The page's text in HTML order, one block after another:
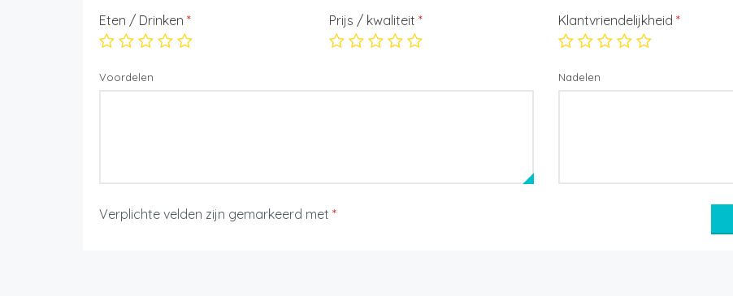
Eten / Drinken * Prijs / kwaliteit * Klantvriendelijkheid *
Voordelen Nadelen
Verplichte velden zijn gemarkeerd met *